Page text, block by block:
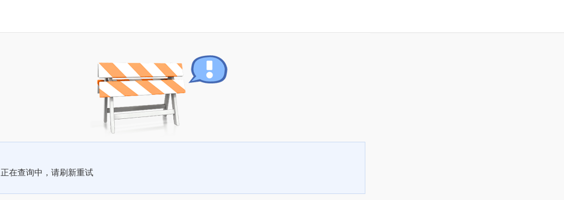
正在查询中，请刷新重试